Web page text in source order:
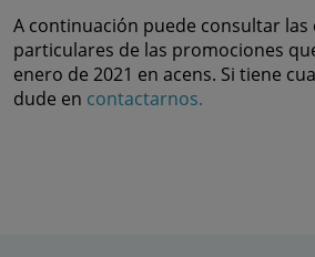
A continuación puede consultar las
particulares de las promociones
enero de 2021 en acens. Si tiene
dude en contactarnos.